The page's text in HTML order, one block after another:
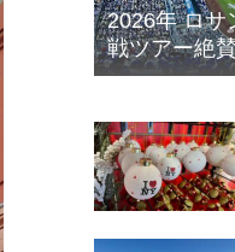
2026年 ロサ
戦ツアー絶